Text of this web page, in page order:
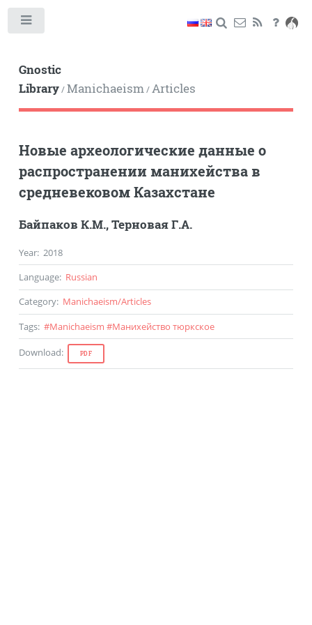
Gnostic
Library/Manichaeism/Articles
Новые археологические данные о
распространении манихейства в
средневековом Казахстане
Байпаков К.М.,Терновая Г.А.
Year: 2018
Language: Russian
Category: Manichaeism/Articles
Tags: #Manichaeism #Манихейство тюркское
Download: PDF